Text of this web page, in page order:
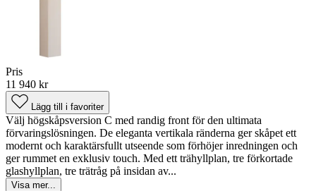
Pris
11 940 kr
Lägg till i favoriter
Välj högskåpsversion C med randig front för den ultimata
förvaringslösningen. De eleganta vertikala ränderna ger skåpet ett
modernt och karaktärsfullt utseende som förhöjer inredningen och
ger rummet en exklusiv touch. Med ett trähyllplan, tre förkortade
glashyllplan, tre trätråg på insidan av...
Visa mer...